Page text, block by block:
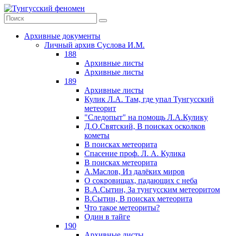
Архивные документы
Личный архив Суслова И.М.
188
Архивные листы
Архивные листы
189
Архивные листы
Кулик Л.А. Там, где упал Тунгусский
метеорит
"Следопыт" на помощь Л.А.Кулику
Д.О.Святский, В поисках осколков
кометы
В поисках метеорита
Спасение проф. Л. А. Кулика
В поисках метеорита
А.Маслов, Из далёких миров
О сокровищах, падающих с неба
В.А.Сытин, За тунгусским метеоритом
В.Сытин, В поисках метеорита
Что такое метеориты?
Один в тайге
190